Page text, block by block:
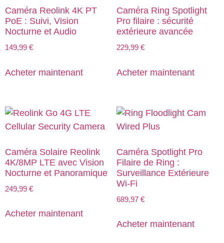
Caméra Reolink 4K PT
PoE : Suivi, Vision
Nocturne et Audio
149,99 €
Acheter maintenant
Caméra Ring Spotlight
Pro filaire : sécurité
extérieure avancée
229,99 €
Acheter maintenant
Caméra Solaire Reolink
4K/8MP LTE avec Vision
Nocturne et Panoramique
249,99 €
Acheter maintenant
Caméra Spotlight Pro
Filaire de Ring :
Surveillance Extérieure
Wi-Fi
689,97 €
Acheter maintenant